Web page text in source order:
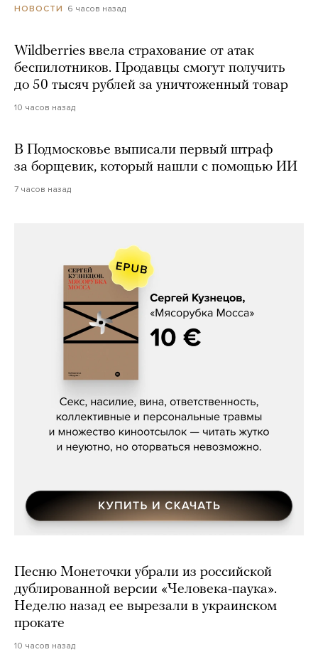
НОВОСТИ 6 часов назад
Wildberries ввела страхование от атак
беспилотников. Продавцы смогут получить
до 50 тысяч рублей за уничтоженный товар
10 часов назад
В Подмосковье выписали первый штраф
за борщевик, который нашли с помощью ИИ
7 часов назад
Сергей Кузнецов, «Мясорубка
Песню Монеточки убрали из российской
дублированной версии «Человека-паука».
Неделю назад ее вырезали в украинском
прокате
10 часов назад